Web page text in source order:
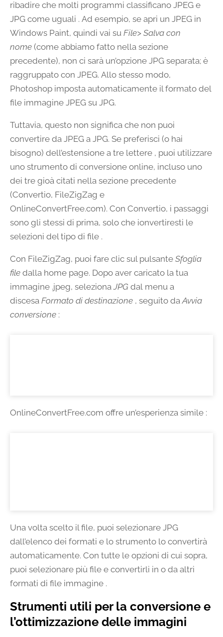
ribadire che molti programmi classificano JPEG e
JPG come uguali . Ad esempio, se apri un JPEG in
Windows Paint, quindi vai su File> Salva con
nome (come abbiamo fatto nella sezione
precedente), non ci sarà un’opzione JPG separata; è
raggruppato con JPEG. Allo stesso modo,
Photoshop imposta automaticamente il formato del
file immagine JPEG su JPG.
Tuttavia, questo non significa che non puoi
convertire da JPEG a JPG. Se preferisci (o hai
bisogno) dell’estensione a tre lettere , puoi utilizzare
uno strumento di conversione online, incluso uno
dei tre gioà citati nella sezione precedente
(Convertio, FileZigZag e
OnlineConvertFree.com). Con Convertio, i passaggi
sono gli stessi di prima, solo che ionvertiresti le
selezioni del tipo di file .
Con FileZigZag, puoi fare clic sul pulsante Sfoglia
file dalla home page. Dopo aver caricato la tua
immagine .jpeg, selezionaJPG dal menu a
discesa Formato di destinazione , seguito da Avvia
conversione :
OnlineConvertFree.com offre un’esperienza simile :
Una volta scelto il file, puoi selezionare JPG
dall’elenco dei formati e lo strumento lo convertirà
automaticamente. Con tutte le opzioni di cui sopra,
puoi selezionare più file e convertirli in o da altri
formati di file immagine .
Strumenti utili per la conversione e
l’ottimizzazione delle immagini